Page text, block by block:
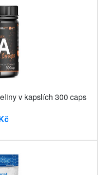
v kapslích 300 caps